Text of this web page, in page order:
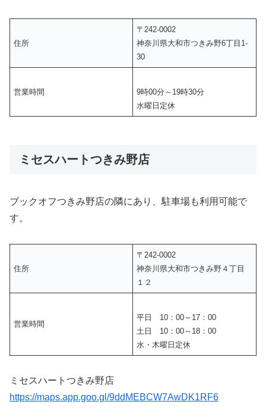
住所
〒242-0002
神奈川県大和市つきみ野6丁目1-
30
営業時間
9時00分～19時30分
水曜日定休
ミセスハートつきみ野店
ブックオフつきみ野店の隣にあり、駐車場も利用可能で
す。
住所
〒242-0002
神奈川県大和市つきみ野４丁目
１２
営業時間
平日 10：00～17：00
土日 10：00～18：00
水・木曜日定休
ミセスハートつきみ野店
https://maps.app.goo.gl/9ddMEBCW7AwDK1RF6